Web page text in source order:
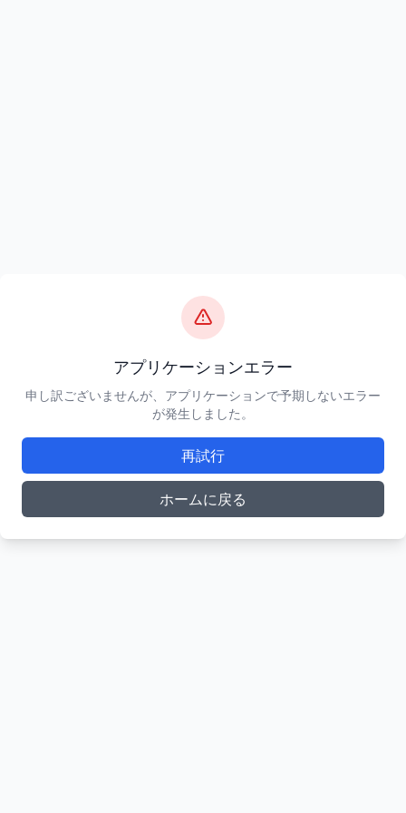
アプリケーションエラー
申し訳ございませんが、アプリケーションで予期しないエラー
が発生しました。
再試行
ホームに戻る